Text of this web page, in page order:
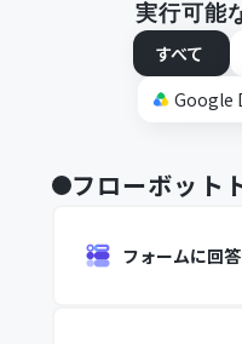
実行可能
すべて
Google
フローボット
フォームに回